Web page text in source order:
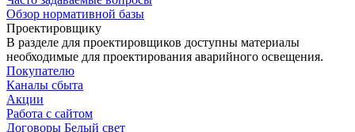
Обзор нормативной базы
Проектировщику
В разделе для проектировщиков доступны материалы
необходимые для проектирования аварийного освещения.
Покупателю
Каналы сбыта
Акции
Работа с сайтом
Договоры Белый свет